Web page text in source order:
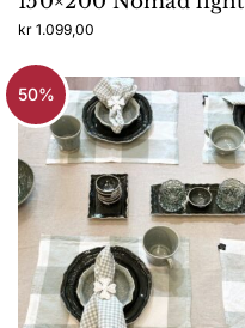
kr 1.099,00
50%